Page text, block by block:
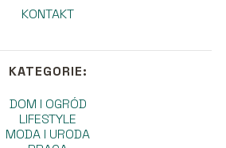
KONTAKT
KATEGORIE:
DOM I OGRÓD
LIFESTYLE
MODA I URODA